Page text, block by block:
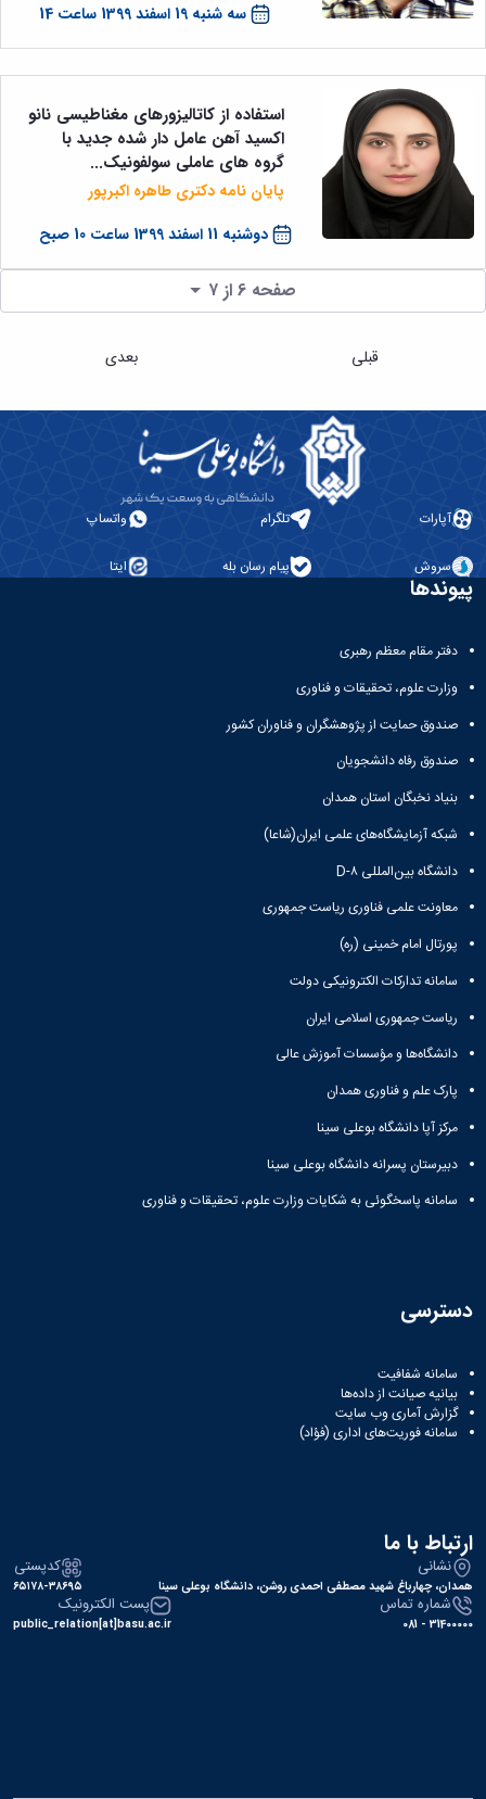
سه شنبه 19 اسفند 1399 ساعت 14
دوشنبه 11 اسفند 1399 ساعت 10 صبح
استفاده از کاتالیزورهای مغناطیسی نانو
اکسید آهن عامل دار شده جدید با
گروه های عاملی سولفونیک...
پایان نامه دکتری طاهره اکبرپور
صفحه 6 از ۷
قبلی بعدی
آپارات تلگرام واتساپ
سروش پیام رسان بله ایتا
پیوندها
دفتر مقام معظم رهبری
وزارت علوم، تحقیقات و فناوری
صندوق حمایت از پژوهشگران و فناوران کشور
صندوق رفاه دانشجویان
بنیاد نخبگان استان همدان
شبکه آزمایشگاه‌های علمی ایران(شاعا)
دانشگاه بین‌المللی D-۸
معاونت علمی فناوری ریاست جمهوری
پورتال امام خمینی (ره)
سامانه تدارکات الکترونیکی دولت
ریاست جمهوری اسلامی ایران
دانشگاه‌ها و مؤسسات آموزش عالی
پارک علم و فناوری همدان
مرکز آپا دانشگاه بوعلی سینا
دبیرستان پسرانه دانشگاه بوعلی سینا
سامانه پاسخگوئی به شکایات وزارت علوم، تحقیقات و فناوری
دسترسی
سامانه شفافیت
بیانیه صیانت از داده‌ها
گزارش آماری وب‌ سایت
سامانه فوریت‌های اداری (فؤاد)
ارتباط با ما
نشانی
همدان، چهارباغ شهید مصطفی احمدی روشن، دانشگاه بوعلی سینا
کدپستی
۶۵۱۷۸-۳۸۶۹۵
شماره تماس
31400000 - 081
پست الکترونیک
public_relation[at]basu.ac.ir